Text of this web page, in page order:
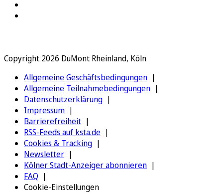
Copyright 2026 DuMont Rheinland, Köln
Allgemeine Geschäftsbedingungen
Allgemeine Teilnahmebedingungen
Datenschutzerklärung
Impressum
Barrierefreiheit
RSS-Feeds auf ksta.de
Cookies & Tracking
Newsletter
Kölner Stadt-Anzeiger abonnieren
FAQ
Cookie-Einstellungen